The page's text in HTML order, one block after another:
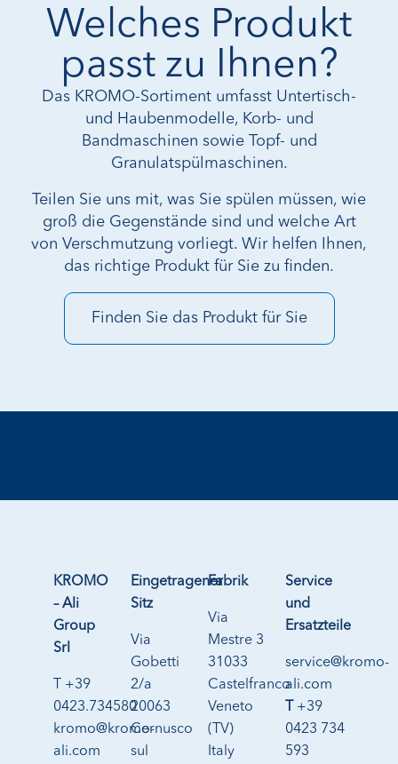
Welches Produkt
passt zu Ihnen?
Das KROMO-Sortiment umfasst Untertisch-
und Haubenmodelle, Korb- und
Bandmaschinen sowie Topf- und
Granulatspülmaschinen.
Teilen Sie uns mit, was Sie spülen müssen, wie
groß die Gegenstände sind und welche Art
von Verschmutzung vorliegt. Wir helfen Ihnen,
das richtige Produkt für Sie zu finden.
Finden Sie das Produkt für Sie
KROMO
– Ali
Group
Srl
T +39
0423.734580
kromo@kromo-
ali.com
Eingetragener
Sitz
Via
Gobetti
2/a
20063
Cernusco
sul
Fabrik
Via
Mestre 3
31033
Castelfranco
Veneto
(TV)
Italy
Service
und
Ersatzteile
service@kromo-
ali.com
+39
0423 734
593